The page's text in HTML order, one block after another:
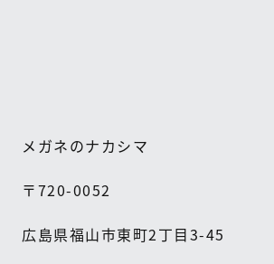
メガネのナカシマ
〒720-0052
広島県福山市東町2丁目3-45